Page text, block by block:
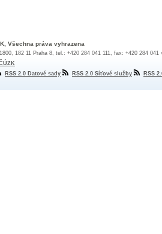
Všechna práva vyhrazena
182 11 Praha 8, tel.: +420 284 041 111, fax: +420 284 041
RSS 2.0 Datové sady RSS 2.0 Síťové služby RSS